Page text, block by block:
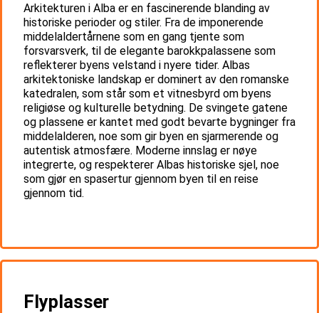
Arkitekturen i Alba er en fascinerende blanding av
historiske perioder og stiler. Fra de imponerende
middelaldertårnene som en gang tjente som
forsvarsverk, til de elegante barokkpalassene som
reflekterer byens velstand i nyere tider. Albas
arkitektoniske landskap er dominert av den romanske
katedralen, som står som et vitnesbyrd om byens
religiøse og kulturelle betydning. De svingete gatene
og plassene er kantet med godt bevarte bygninger fra
middelalderen, noe som gir byen en sjarmerende og
autentisk atmosfære. Moderne innslag er nøye
integrerte, og respekterer Albas historiske sjel, noe
som gjør en spasertur gjennom byen til en reise
gjennom tid.
Flyplasser